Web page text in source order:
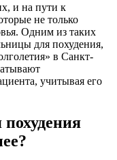
и на пути к
не только
Одним из таких
для похудения,
в Санкт-
учитывая его